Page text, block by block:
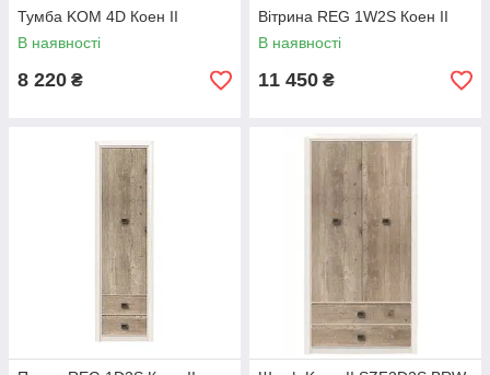
Тумба KOM 4D Коен II
В наявності
8 220 ₴
Вітрина REG 1W2S Коен II
В наявності
11 450 ₴